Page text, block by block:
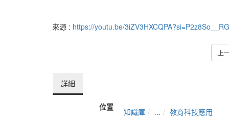
來源 : https://youtu.be/
上
詳細
位置 知識庫 ...
教育科技應用